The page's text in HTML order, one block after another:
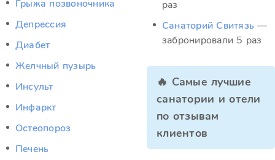
Грыжа позвоночника
Депрессия
Диабет
Желчный пузырь
Инсульт
Инфаркт
Остеопороз
Печень
раз
Санаторий Свитязь —
забронировали 5 раз
🔥 Самые лучшие
санатории и отели
по отзывам
клиентов